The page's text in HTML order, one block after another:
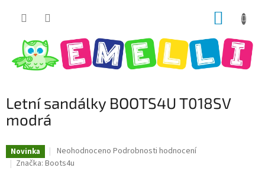
Letní sandálky BOOTS4U T018SV
modrá
Novinka
Průměrné
hodnocení
Neohodnoceno Podrobnosti hodnocení
Značka: Boots4u